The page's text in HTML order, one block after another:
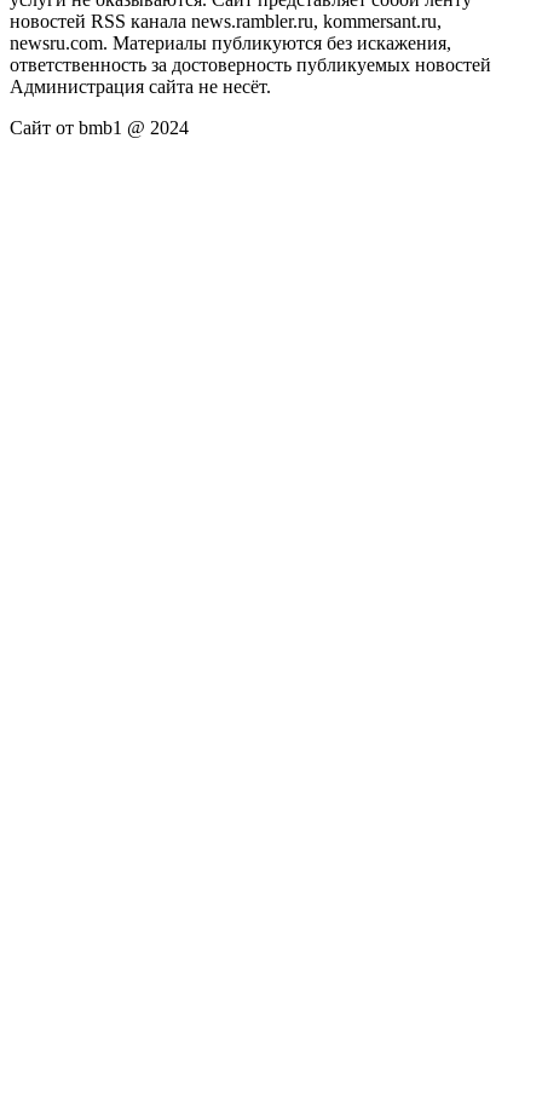
новостей RSS канала news.rambler.ru, kommersant.ru,
newsru.com. Материалы публикуются без искажения,
ответственность за достоверность публикуемых новостей
Администрация сайта не несёт.
Сайт от bmb1 @ 2024